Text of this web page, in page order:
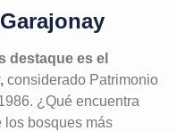
destaque es el
considerado Patrimonio
¿Qué encuentra
los bosques más